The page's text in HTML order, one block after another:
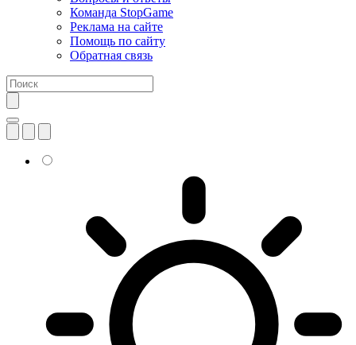
Команда StopGame
Реклама на сайте
Помощь по сайту
Обратная связь